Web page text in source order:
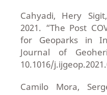
Cahyadi, Hery
2021. “The Post
for Geoparks in
Journal of
10.1016/
Camilo Mora,